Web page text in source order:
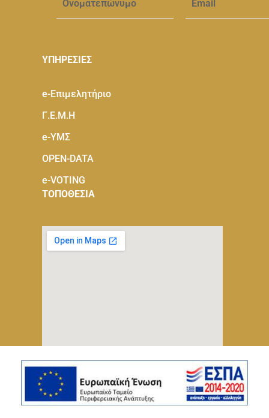
ΥΠΗΡΕΣΙΕΣ
e-Eπιμελητήριο
Γ.Ε.Μ.Η
e-ΥΜΣ
OPEN-DATA
e-VOTING
ΤΟΠΟΘΕΣΙΑ